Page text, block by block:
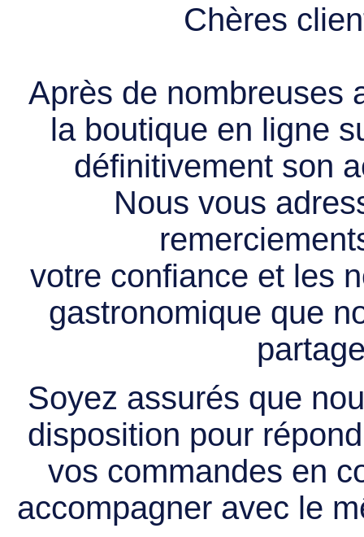
Chères
Après de nombreuses
la boutique en ligne
définitivement son
Nous vous
votre confiance et les
gastronomique que
Soyez assurés que
disposition pour
vos commandes en
accompagner avec le